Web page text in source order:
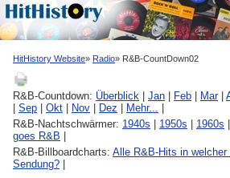
HitHistory Website Radio R&B-CountDown02
R&B-Countdown: Überblick Jan Feb Mar|
Sep Okt Nov Dez Mehr...
R&B-Nachtschwärmer: 1940s 1950s 1960s
goes R&B
R&B-Billboardcharts: Alle R&B-Hits in welcher
Sendung?